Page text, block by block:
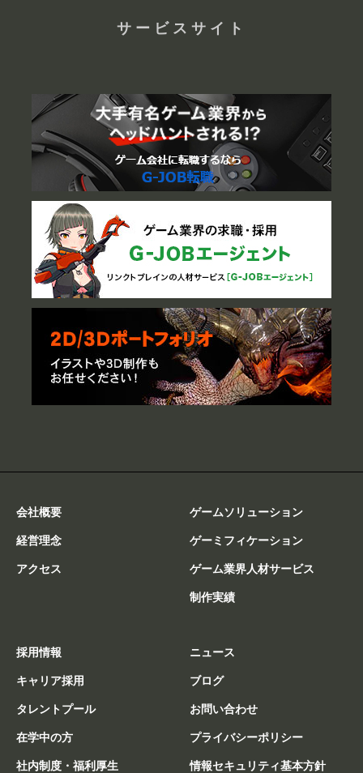
サービスサイト
会社概要
経営理念
アクセス
ゲームソリューション
ゲーミフィケーション
ゲーム業界人材サービス
制作実績
採用情報
キャリア採用
タレントプール
在学中の方
社内制度・福利厚生
ニュース
ブログ
お問い合わせ
プライバシーポリシー
情報セキュリティ基本方針